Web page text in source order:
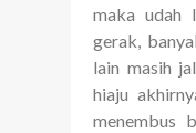
maka udah
gerak,
lain masih
hiaju
menembus